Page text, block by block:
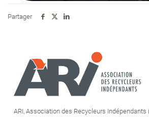
Partager
ARI, Association des Recycleurs Indépendants